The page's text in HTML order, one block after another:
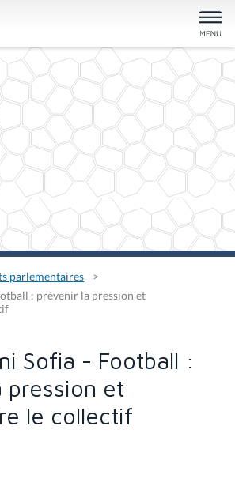
parlementaires
: prévenir la pression et
Sofia - Football :
pression et
le collectif